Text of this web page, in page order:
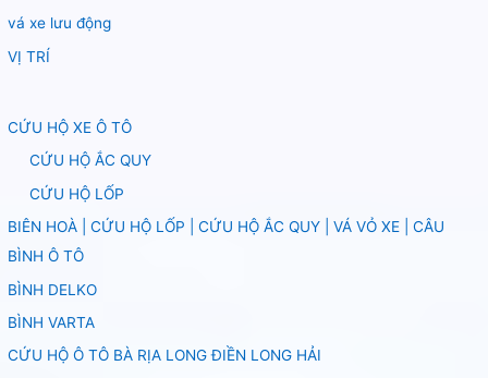
vá xe lưu động
VỊ TRÍ
CỨU HỘ XE Ô TÔ
CỨU HỘ ẮC QUY
CỨU HỘ LỐP
BIÊN HOÀ | CỨU HỘ LỐP | CỨU HỘ ẮC QUY | VÁ VỎ XE | CÂU
BÌNH Ô TÔ
BÌNH DELKO
BÌNH VARTA
CỨU HỘ Ô TÔ BÀ RỊA LONG ĐIỀN LONG HẢI